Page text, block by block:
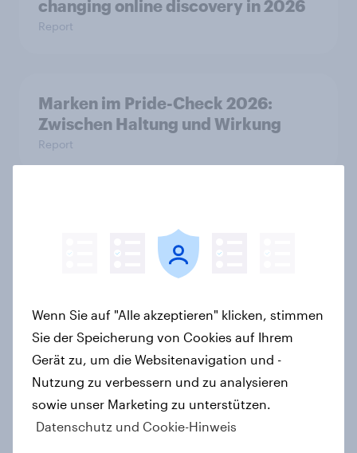
changing online discovery in 2026
Report
Marken im Pride-Check 2026:
Zwischen Haltung und Wirkung
Report
Im Markt für Wasch- und
Reinigungsmittel verlieren Marken
"High Protein" ist vom Fitness- zum
Massenmarkt geworden
Artikel
Wenn Sie auf "Alle akzeptieren" klicken, stimmen
Sie der Speicherung von Cookies auf Ihrem
Gerät zu, um die Websitenavigation und -
Nutzung zu verbessern und zu analysieren
sowie unser Marketing zu unterstützen.
Datenschutz und Cookie-Hinweis